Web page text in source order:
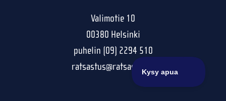
Valimotie 10
00380 Helsinki
puhelin (09) 2294 510
ratsastus@ratsastus.fi